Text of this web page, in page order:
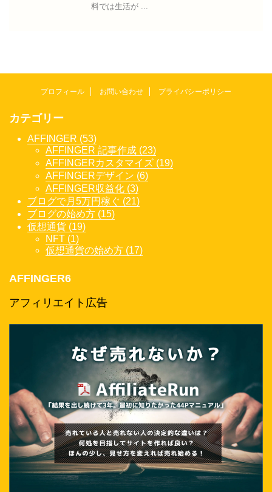
料では生活が ...
プロフィール お問い合わせ プライバシーポリシー
カテゴリー
AFFINGER (53)
AFFINGER 記事作成 (23)
AFFINGERカスタマイズ (19)
AFFINGERデザイン (6)
AFFINGER収益化 (3)
ブログで月5万円稼ぐ (21)
ブログの始め方 (15)
仮想通貨 (19)
NFT (1)
仮想通貨の始め方 (17)
AFFINGER6
アフィリエイト広告